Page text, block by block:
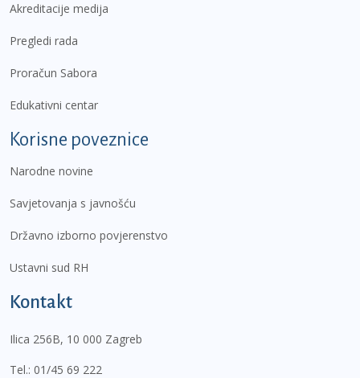
Akreditacije medija
Pregledi rada
Proračun Sabora
Edukativni centar
Korisne poveznice
Narodne novine
Savjetovanja s javnošću
Državno izborno povjerenstvo
Ustavni sud RH
Kontakt
Ilica 256B, 10 000 Zagreb
Tel.: 01/45 69 222